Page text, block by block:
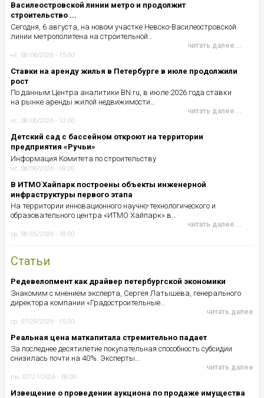
Василеостровской линии метро и продолжит
строительство ...
Сегодня, 6 августа, на новом участке Невско-Василеостровской
линии метрополитена на строительной…
читать далее...
чт, 08/06/2026 - 15:00
Ставки на аренду жилья в Петербурге в июле продолжили
рост
По данным Центра аналитики BN.ru, в июле 2026 года ставки
на рынке аренды жилой недвижимости…
читать далее...
чт, 08/06/2026 - 12:00
Детский сад с бассейном откроют на территории
предприятия «Ручьи»
Информация Комитета по строительству
чт, 08/06/2026 - 09:00
В ИТМО Хайпарк построены объекты инженерной
инфраструктуры первого этапа
На территории инновационного научно-технологического и
образовательного центра «ИТМО Хайпарк» в…
читать далее...
ср, 08/05/2026 - 18:00
Статьи
Редевелопмент как драйвер петербургской экономики
Знакомим с мнением эксперта, Сергея Латышева, генерального
директора компании «Градостроительные…
читать далее
ср, 07/29/2026 - 15:50
Реальная цена маткапитала стремительно падает
За последнее десятилетие покупательная способность субсидии
снизилась почти на 40%. Эксперты…
читать далее
пн, 07/27/2026 - 08:00
Извещение о проведении аукциона по продаже имущества